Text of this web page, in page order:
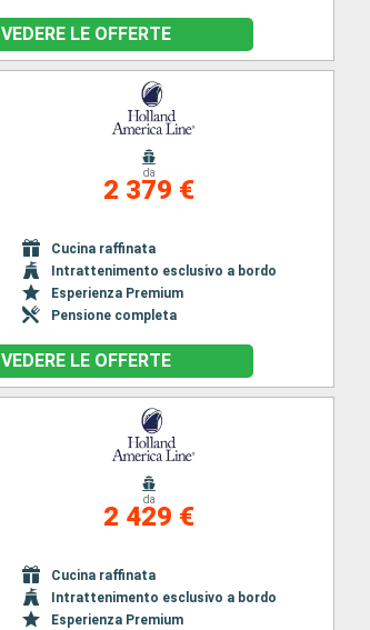
VEDERE LE OFFERTE
da
2 379 €
Cucina raffinata
Intrattenimento esclusivo a bordo
Esperienza Premium
Pensione completa
VEDERE LE OFFERTE
da
2 429 €
Cucina raffinata
Intrattenimento esclusivo a bordo
Esperienza Premium